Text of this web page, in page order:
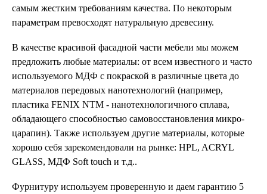
самым жестким требованиям качества. По некоторым
параметрам превосходят натуральную древесину.
В качестве красивой фасадной части мебели мы можем
предложить любые материалы: от всем известного и часто
используемого МДФ с покраской в различные цвета до
материалов передовых нанотехнологий (например,
пластика FENIX NTM - нанотехнологичного сплава,
обладающего способностью самовосстановления микро-
царапин). Также используем другие материалы, которые
хорошо себя зарекомендовали на рынке: HPL, ACRYL
GLASS, МДФ Soft touch и т.д..
Фурнитуру используем проверенную и даем гарантию 5